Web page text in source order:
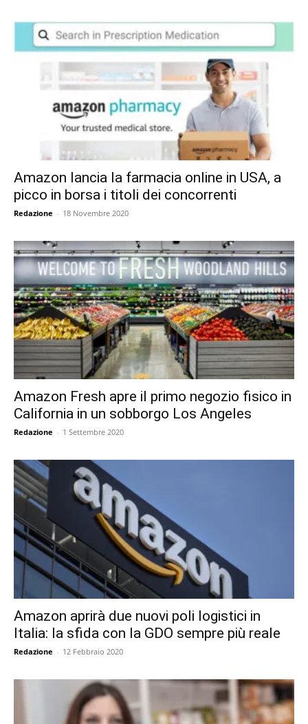
Amazon lancia la farmacia online in USA, a
picco in borsa i titoli dei concorrenti
Redazione - 18 Novembre 2020
Amazon Fresh apre il primo negozio fisico in
California in un sobborgo Los Angeles
Redazione - 1 Settembre 2020
Amazon aprirà due nuovi poli logistici in
Italia: la sfida con la GDO sempre più reale
Redazione - 12 Febbraio 2020